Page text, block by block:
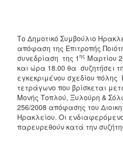
ΤΟΠΟΣ
ΠΟΛΙΤΙΣΜΟΣ
Το Δημοτικό Συμβούλιο
απόφαση της Επιτροπής
συνεδρίαση της 1 ης Μαρτίου
και ώρα 18.00 θα συζητήσει
εγκεκριμένου σχεδίου πόλης
τετράγωνο που βρίσκεται
Μονής Τοπλού, Ξυλούρη &
256/2008 απόφασης του
Ηρακλείου. Οι
παρευρεθούν κατά την